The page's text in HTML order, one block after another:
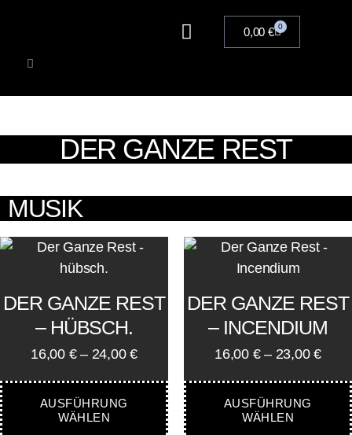
0,00 € 0
DER GANZE REST
MUSIK
DER GANZE REST
– HÜBSCH.
16,00 €– 24,00 €
AUSFÜHRUNG
WÄHLEN
DER GANZE REST
– INCENDIUM
16,00 €– 23,00 €
AUSFÜHRUNG
WÄHLEN